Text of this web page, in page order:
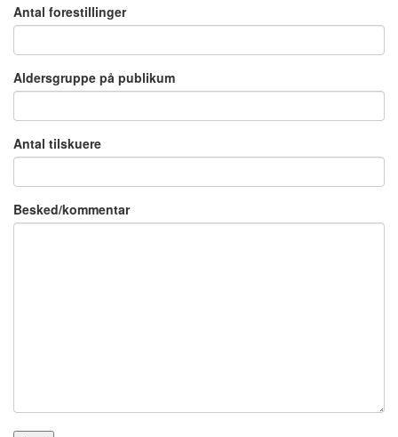
Antal forestillinger
Aldersgruppe på publikum
Antal tilskuere
Besked/kommentar